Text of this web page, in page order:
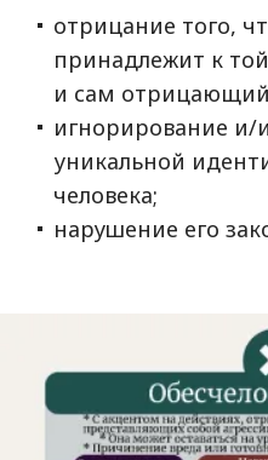
отрицание того,
принадлежит к
и сам
игнорирование и/
уникальной
человека;
нарушение его